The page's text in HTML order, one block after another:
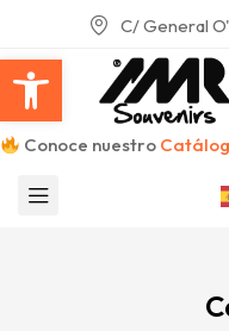
Abrir barra
C/ General
Conoce nuestro